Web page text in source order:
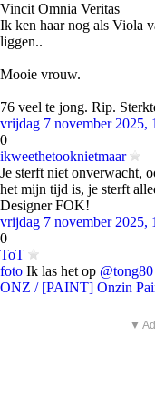
Vincit Omnia Veritas
Ik ken haar nog als Viola
liggen..
Mooie vrouw.
76 veel te jong. Rip.
vrijdag 7 november 2025,
0
ikweethetooknietmaar
Je sterft niet onverwacht,
het mijn tijd is, je sterft
Designer FOK!
vrijdag 7 november 2025,
0
ToT
foto Ik las het op @tong80
ONZ / [PAINT] Onzin
▼